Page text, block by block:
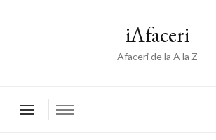
iAfaceri
Afaceri de la A la Z